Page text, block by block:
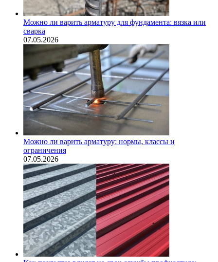
Можно ли варить арматуру для фундамента: вязка или
сварка
07.05.2026
Можно ли варить арматуру: нормы, классы и
ограничения
07.05.2026